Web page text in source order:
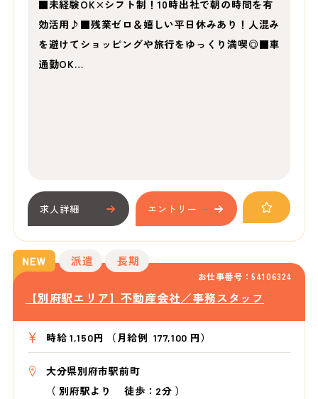
■未経験OK×シフト制！10時出社で朝の時間を有
効活用♪■残業ゼロ＆嬉しい平日休みあり！人混み
を避けてショッピングや旅行をゆっくり満喫◎■車
通勤OK…
求人詳細 エントリー
お仕事番号：54106324
派遣 長期
【別府駅エリア】不動産会社／事務スタッフ
時給 1,150円 （月給例 177,100 円）
大分県別府市駅前町
（別府駅より徒歩：2分 ）